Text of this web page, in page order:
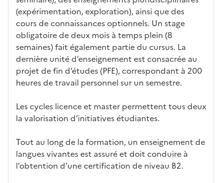
(expérimentation, exploration), ainsi que des
cours de connaissances optionnels. Un stage
obligatoire de deux mois à temps plein (8
semaines) fait également partie du cursus. La
dernière unité d’enseignement est consacrée au
projet de fin d’études (PFE), correspondant à 200
heures de travail personnel sur un semestre.
Les cycles licence et master permettent tous deux
la valorisation d’initiatives étudiantes.
Tout au long de la formation, un enseignement de
langues vivantes est assuré et doit conduire à
l’obtention d’une certification de niveau B2.